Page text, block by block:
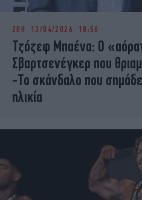
ΖΩΗ 13/04/2026 18:56
Τζόζεφ Μπαένα: Ο
Σβαρτσενέγκερ που
-Το σκάνδαλο που
ηλικία